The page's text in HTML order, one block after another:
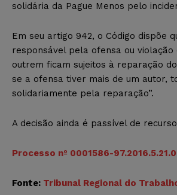
solidária da Pague Menos pelo
Em seu artigo 942, o Código dispõe
responsável pela ofensa ou violação
outrem ficam sujeitos à reparação
se a ofensa tiver mais de um autor,
solidariamente pela reparação”.
A decisão ainda é passível de
Processo nº 0001586-
Fonte: Tribunal Regional do